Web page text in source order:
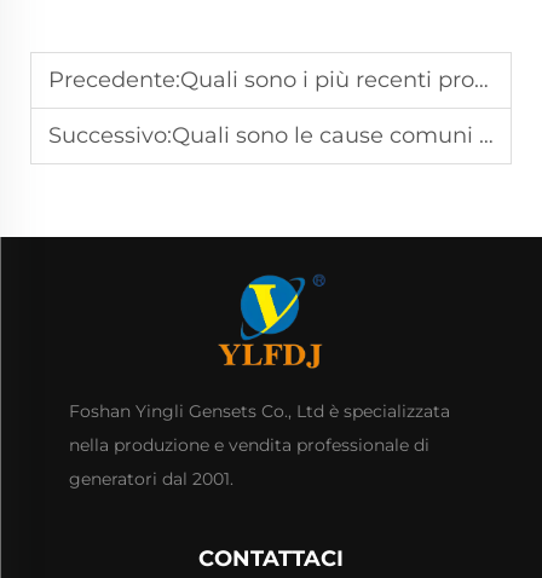
Precedente:Quali sono i più recenti progressi nella tecnologia di generazione dell'energia?
Successivo:Quali sono le cause comuni di guasto dei generatori diesel e come possono essere prevenute?
Foshan Yingli Gensets Co., Ltd è specializzata
nella produzione e vendita professionale di
generatori dal 2001.
CONTATTACI